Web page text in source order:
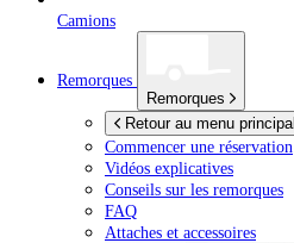
Camions
Remorques
Remorques
Retour au menu principal
Commencer une réservation
Vidéos explicatives
Conseils sur les remorques
FAQ
Attaches et accessoires